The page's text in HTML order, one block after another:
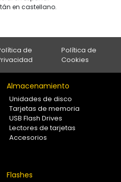
en castellano.
de
Política de
Cookies
Almacenamiento
Unidades de disco
Tarjetas de memoria
USB Flash Drives
Lectores de tarjetas
Accesorios
Flashes